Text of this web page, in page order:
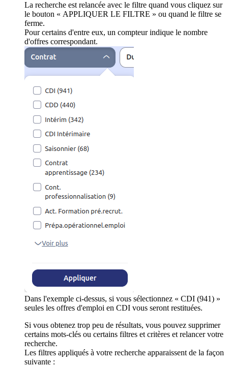
La recherche est relancée avec le filtre quand vous cliquez sur
le bouton « APPLIQUER LE FILTRE » ou quand le filtre se
ferme.
Pour certains d'entre eux, un compteur indique le nombre
d'offres correspondant.
Dans l'exemple ci-dessus, si vous sélectionnez « CDI (941) »
seules les offres d'emploi en CDI vous seront restituées.
Si vous obtenez trop peu de résultats, vous pouvez supprimer
certains mots-clés ou certains filtres et critères et relancer votre
recherche.
Les filtres appliqués à votre recherche apparaissent de la façon
suivante :